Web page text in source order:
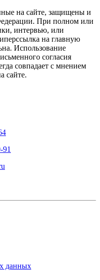
на сайте, защищены и
При полном или
интервью, или
на главную
Использование
согласия
совпадает с мнением
сайте.
91
данных